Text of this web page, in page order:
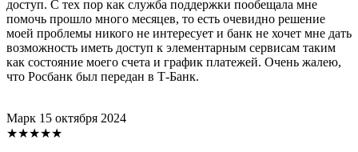
доступ. С тех пор как служба поддержки пообещала мне
помочь прошло много месяцев, то есть очевидно решение
моей проблемы никого не интересует и банк не хочет мне дать
возможность иметь доступ к элементарным сервисам таким
как состояние моего счета и график платежей. Очень жалею,
что Росбанк был передан в Т-Банк.
Марк 15 октября 2024
★★★★★